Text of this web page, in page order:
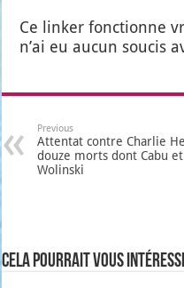
Ce lin­ker fonc­tionne
n’ai eu aucun sou­cis
Previous
Attentat contre Charlie
douze morts dont Cabu et
Wolinski
Cela pourrait vous